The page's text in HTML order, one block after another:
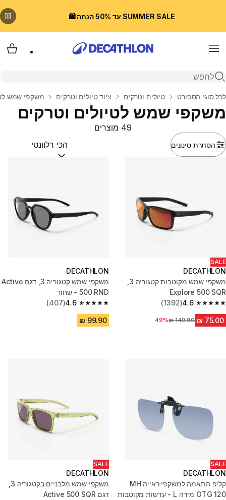
SUMMER SALE עד 50% הנחה 🛍️
Menu
פתיחת חיפוש
בית
לכל סוגי הספורט טיולים וטרקים ציוד טיולים וטרקים משקפי שמש
משקפי שמש לטיולים וטרקים
הסתרת סינונים
49 מוצרים
מיין לפי:(optional)
SALE
DECATHLON
Explore 500 SQR
4.6
4.6 out of 5 stars from 1392 reviews
(1392)
מחיר לפני הנחה‏149.90 ₪
49%
DECATHLON
משקפי שמש קטגוריה 3, דגם Active
500 RND - שחור
4.6
4.6 out of 5 stars from 407 reviews
(407)
SALE
DECATHLON
קליפ התאמה למשקפי ראייה MH
OTG 120 מידה L - עדשות מקוטבות
SALE
DECATHLON
דגם Active 500 SQR